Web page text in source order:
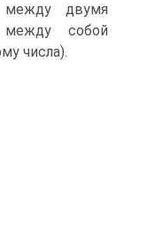
между двумя
собой
числа).